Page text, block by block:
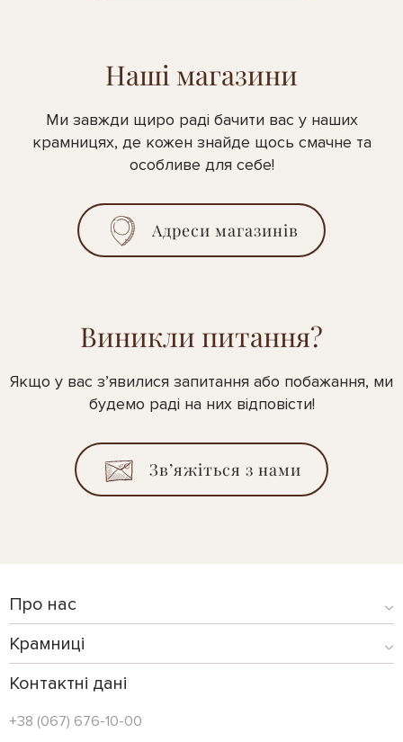
Наші магазини
Ми завжди щиро раді бачити вас у наших
крамницях, де кожен знайде щось смачне та
особливе для себе!
Адреси магазинів
Виникли питання?
Якщо у вас з’явилися запитання або побажання, ми
будемо раді на них відповісти!
Зв’яжіться з нами
Про нас
Крамниці
Контактні дані
+38 (067) 676-10-00